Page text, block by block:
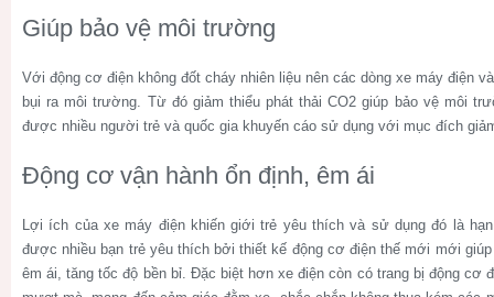
Giúp bảo vệ môi trường
Với động cơ điện không đốt cháy nhiên liệu nên các dòng xe máy điện
bụi ra môi trường. Từ đó giảm thiểu phát thải CO2 giúp bảo vệ môi
được nhiều người trẻ và quốc gia khuyến cáo sử dụng với mục đích
Động cơ vận hành ổn định, êm ái
Lợi ích của xe máy điện khiến giới trẻ yêu thích và sử dụng đó là
được nhiều bạn trẻ yêu thích bởi thiết kế động cơ điện thế mới mới
êm ái, tăng tốc độ bền bỉ. Đặc biệt hơn xe điện còn có trang bị động cơ